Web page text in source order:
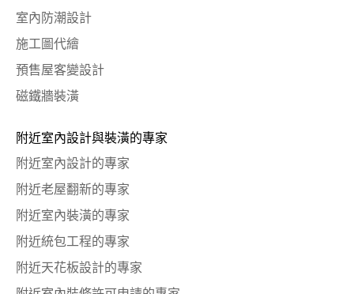
室內防潮設計
施工圖代繪
預售屋客變設計
磁鐵牆裝潢
附近室內設計與裝潢的專家
附近室內設計的專家
附近老屋翻新的專家
附近室內裝潢的專家
附近統包工程的專家
附近天花板設計的專家